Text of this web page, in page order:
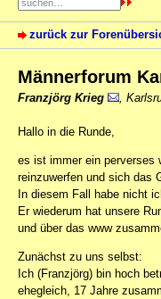
zurück zur
Männerforum
Franzjörg Krieg
Hallo in die Runde,
es ist immer ein perverses
reinzuwerfen und sich das
In diesem Fall habe nicht
Er wiederum hat unsere
und über das www
Zunächst zu uns selbst:
Ich (Franzjörg) bin hoch
ehegleich, 17 Jahre